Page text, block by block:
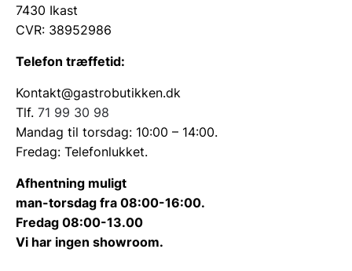
7430 Ikast
CVR: 38952986
Telefon træffetid:
Kontakt@gastrobutikken.dk
Tlf. 71 99 30 98
Mandag til torsdag: 10:00 – 14:00.
Fredag: Telefonlukket.
Afhentning muligt
man-torsdag fra 08:00-16:00.
Fredag 08:00-13.00
Vi har ingen showroom.